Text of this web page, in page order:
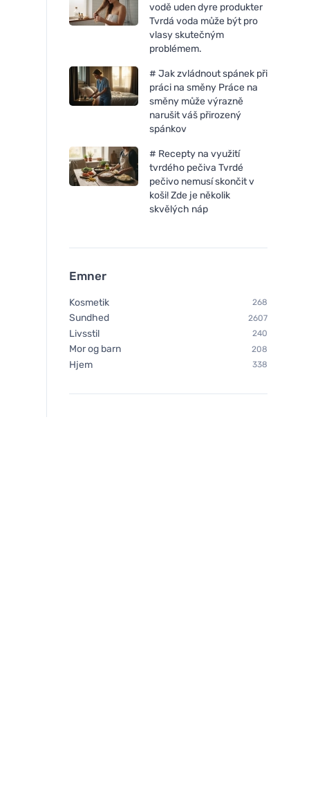
Tierra Verde
Olivenhåndsæbe (100 g) -
uden palmeolie
Chimpanzee
Forest Fruit 35 g
vodě uden dyre produkter
Tvrdá voda může být pro
vlasy skutečným
problémem.
# Jak zvládnout spánek při
práci na směny Práce na
směny může výrazně
narušit váš přirozený
spánkov
# Recepty na využití
tvrdého pečiva Tvrdé
pečivo nemusí skončit v
koši! Zde je několik
skvělých náp
Emner
Kosmetik 268
Sundhed 2607
Livsstil 240
Mor og barn 208
Hjem 338